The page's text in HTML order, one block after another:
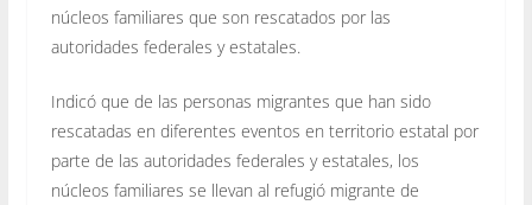
núcleos familiares que son rescatados por las
autoridades federales y estatales.
Indicó que de las personas migrantes que han sido
rescatadas en diferentes eventos en territorio estatal por
parte de las autoridades federales y estatales, los
núcleos familiares se llevan al refugió migrante de